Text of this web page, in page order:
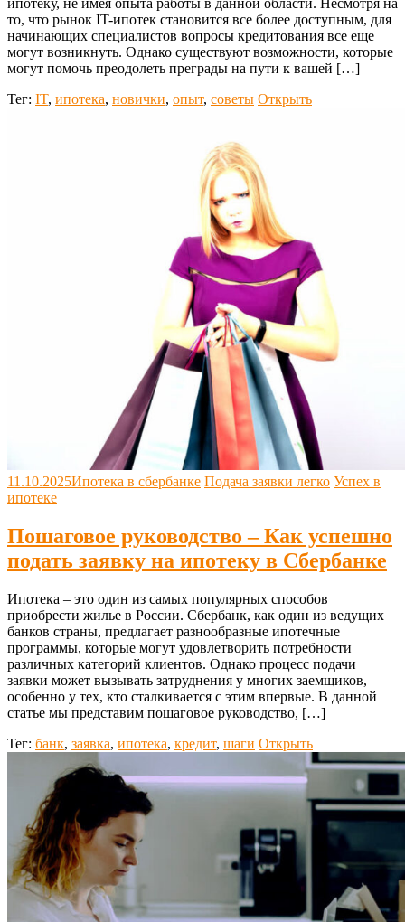
ипотеку, не имея опыта работы в данной области. Несмотря на
то, что рынок IT-ипотек становится все более доступным, для
начинающих специалистов вопросы кредитования все еще
могут возникнуть. Однако существуют возможности, которые
могут помочь преодолеть преграды на пути к вашей […]
Тег: IT, ипотека, новички, опыт, советы Открыть
11.10.2025Ипотека в сбербанке Подача заявки легко Успех в
ипотеке
Пошаговое руководство – Как успешно
подать заявку на ипотеку в Сбербанке
Ипотека – это один из самых популярных способов
приобрести жилье в России. Сбербанк, как один из ведущих
банков страны, предлагает разнообразные ипотечные
программы, которые могут удовлетворить потребности
различных категорий клиентов. Однако процесс подачи
заявки может вызывать затруднения у многих заемщиков,
особенно у тех, кто сталкивается с этим впервые. В данной
статье мы представим пошаговое руководство, […]
Тег: банк, заявка, ипотека, кредит, шаги Открыть